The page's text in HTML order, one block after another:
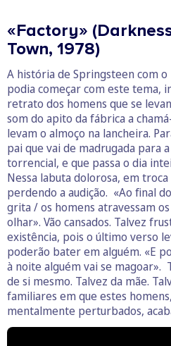
«Factory»
Town, 1978)
A história de Springsteen com
podia começar com este tema,
retrato dos homens que se
som do apito da fábrica a
levam o almoço na lancheira.
pai que vai de madrugada para
torrencial, e que passa o dia
Nessa labuta dolorosa, em
perdendo a audição. «Ao final
grita / os homens atravessam
olhar». Vão cansados. Talvez
existência, pois o último verso
poderão bater em alguém. «E
à noite alguém vai se magoar».
de si mesmo. Talvez da mãe.
familiares em que estes
mentalmente perturbados,